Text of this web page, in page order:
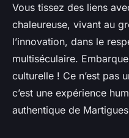
Vous tissez des liens
chaleureuse, vivant au
l’innovation, dans le
multiséculaire.
culturelle ! Ce n’est pas
c’est une expérience
authentique de